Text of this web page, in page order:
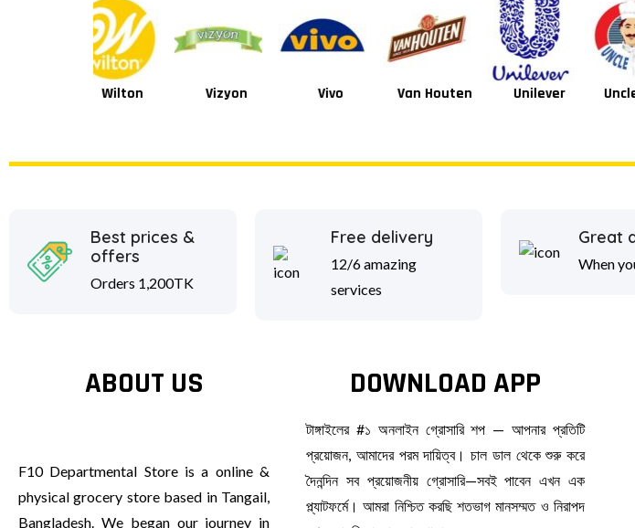
Vizyon Vivo Van Houten Unilever Uncle BARNS
Best prices &
offers
Orders 1,200TK
Free delivery
12/6 amazing
services
Great
When
ABOUT US
F10 Departmental Store is a online &
physical grocery store based in Tangail,
Bangladesh. We began our journey in
DOWNLOAD APP
টাঙ্গাইলের #১ অনলাইন গ্রোসারি শপ — আপনার প্রতিটি
প্রয়োজন, আমাদের পরম দায়িত্ব। চাল ডাল থেকে শুরু করে
দৈনন্দিন সব প্রয়োজনীয় গ্রোসারি—সবই পাবেন এখন এক
প্ল্যাটফর্মে। আমরা নিশ্চিত করছি শতভাগ মানসম্মত ও নিরাপদ